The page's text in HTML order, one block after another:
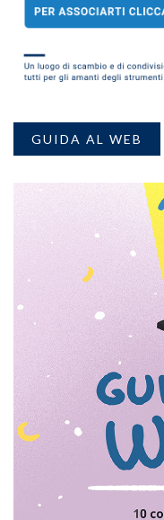
GUIDA AL WEB